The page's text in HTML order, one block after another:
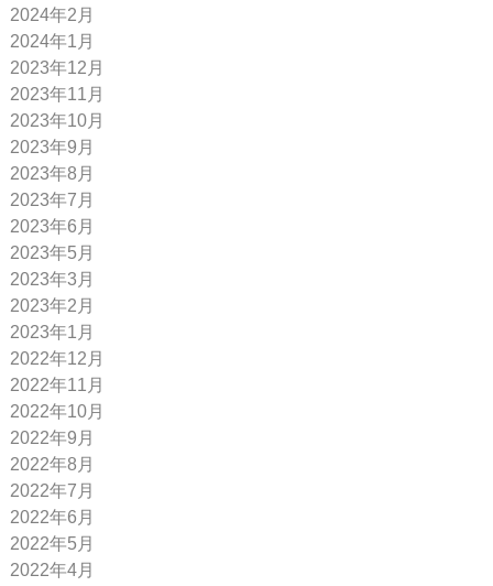
2024年2月
2024年1月
2023年12月
2023年11月
2023年10月
2023年9月
2023年8月
2023年7月
2023年6月
2023年5月
2023年3月
2023年2月
2023年1月
2022年12月
2022年11月
2022年10月
2022年9月
2022年8月
2022年7月
2022年6月
2022年5月
2022年4月